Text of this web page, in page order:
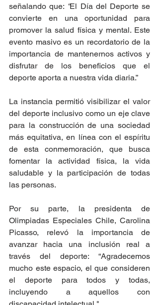
señalando que: “El Día del Deporte se
convierte en una oportunidad para
promover la salud física y mental. Este
evento masivo es un recordatorio de la
importancia de mantenernos activos y
disfrutar de los beneficios que el
deporte aporta a nuestra vida diaria.”
La instancia permitió visibilizar el valor
del deporte inclusivo como un eje clave
para la construcción de una sociedad
más equitativa, en línea con el espíritu
de esta conmemoración, que busca
fomentar la actividad física, la vida
saludable y la participación de todas
las personas.
Por su parte, la presidenta de
Olimpiadas Especiales Chile, Carolina
Picasso, relevó la importancia de
avanzar hacia una inclusión real a
través del deporte: “Agradecemos
mucho este espacio, el que consideren
el deporte para todos y todas,
incluyendo a aquellos con